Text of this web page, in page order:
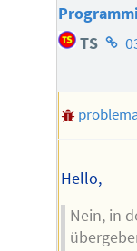
TS
Hello,
Nein, in